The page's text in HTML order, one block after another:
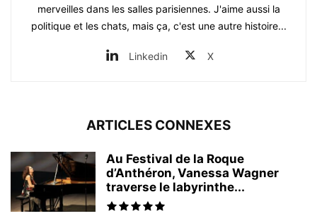
merveilles dans les salles parisiennes. J'aime aussi la
politique et les chats, mais ça, c'est une autre histoire...
Linkedin X
ARTICLES CONNEXES
Au Festival de la Roque
d’Anthéron, Vanessa Wagner
traverse le labyrinthe...